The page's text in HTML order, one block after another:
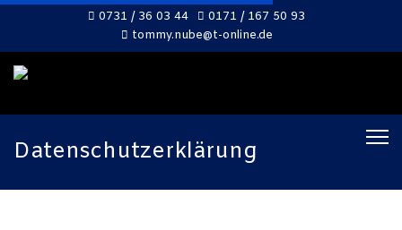
0731 / 36 03 44
0171 / 167 50 93
tommy.nube@t-online.de
Datenschutzerklärung